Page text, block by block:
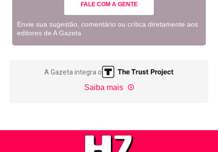
FALE COM A GENTE
Envie sua sugestão, comentário ou crítica diretamente aos
editores de A Gazeta
A Gazeta integra o
Saiba mais